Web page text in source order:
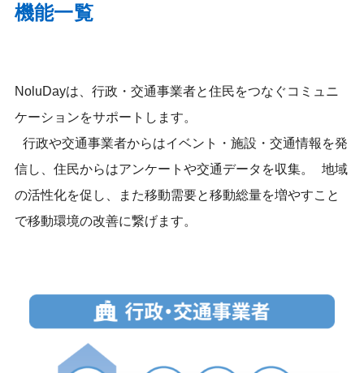
機能一覧
NoluDayは、行政・交通事業者と住民をつなぐコミュニ
ケーションをサポートします。
行政や交通事業者からはイベント・施設・交通情報を発
信し、住民からはアンケートや交通データを収集。 地域
の活性化を促し、また移動需要と移動総量を増やすこと
で移動環境の改善に繋げます。